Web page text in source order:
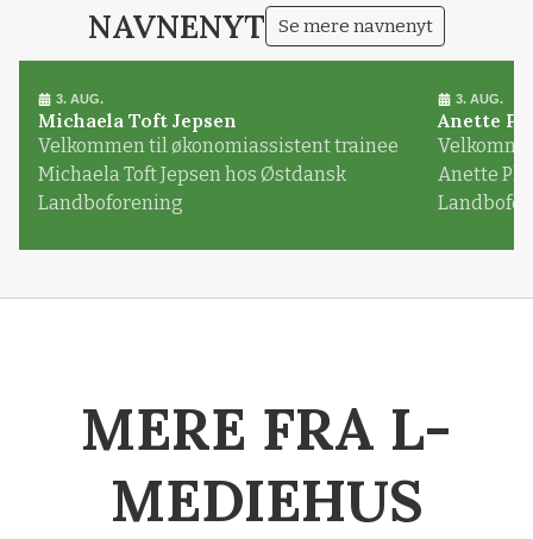
NAVNENYT Se mere navnenyt
3. AUG.
Michaela Toft Jepsen
Velkommen til økonomiassistent trainee
Michaela Toft Jepsen hos Østdansk
Landboforening
3. AUG.
Anette
Anette
MERE FRA L-
MEDIEHUS